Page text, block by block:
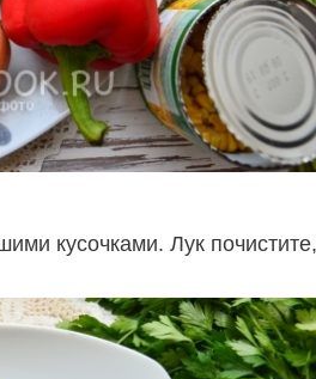
кусочками. Лук почистите,